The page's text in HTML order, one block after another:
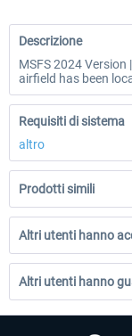
Descrizione
MSFS 2024
airfield has been
Requisiti di sistema
altro
Prodotti simili
Altri utenti hanno
Altri utenti hanno